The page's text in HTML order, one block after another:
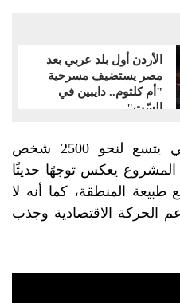
الأردن أول بلد عربي بعد
مصر يستضيف مسرحية
"أم كلثوم.. دايبين في
السّت"
وأضافت أن المشروع يشتمل أيضًا على مسرح خارجي يتسع لنحو 2500 شخص
المشروع يعكس توجهًا حديثًا
المنطقة، كما أنه لا
الحركة الاقتصادية وجذب